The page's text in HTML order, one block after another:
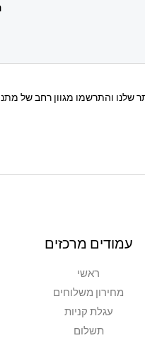
שלנו והתרשמו מגוון רחב של
עמודים מרכזים
ראשי
מחירון משלוחים
עגלת קניות
תשלום